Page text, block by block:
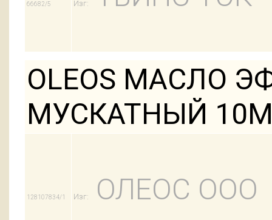
66682/5 Изг:
OLEOS МАСЛО
МУСКАТНЫЙ
128107834/1 Изг: ОЛЕОС ООО